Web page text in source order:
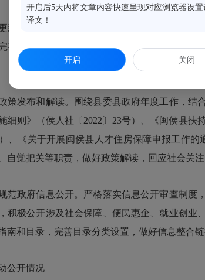
权责配置信息。根据县政府权力清单制度，
善、公开权责清单，及时在政务公开栏目公开
发布和解读。围绕县委县政府年度工作，结
细则》（侯人社〔2022〕23号）、《闽侯县
）、《关于开展闽侯县人才住房保障申报工作
自觉把关等职责，做好政策解读，回应社会关注
政府信息公开。严格落实信息公开审查制度
积极公开涉及社会保障、便民惠企、就业创
南和目录，完善目录分类设置，做好信息整合
开情况
开启后5天内将文章内容快速呈现对应浏览器设置
译文！
开启 关闭